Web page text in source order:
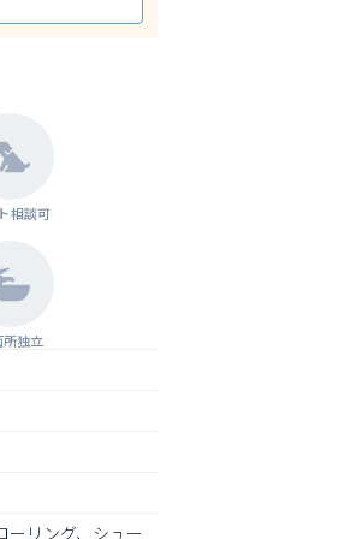
相談可
独立
リング、シュー